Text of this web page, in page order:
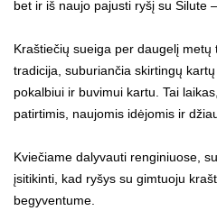
bet ir iš naujo pajusti ryšį su Šilute
Kraštiečių sueiga per daugelį
tradicija, suburiančia skirtingų
pokalbiui ir buvimui kartu. Tai
patirtimis, naujomis idėjomis ir
Kviečiame dalyvauti renginiuose,
įsitikinti, kad ryšys su gimtuoju
begyventume.